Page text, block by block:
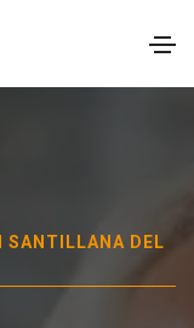
SANTILLANA DEL